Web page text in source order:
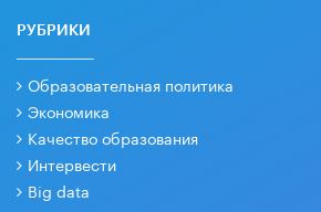
РУБРИКИ
Образовательная политика
Экономика
Качество образования
Интервести
Big data